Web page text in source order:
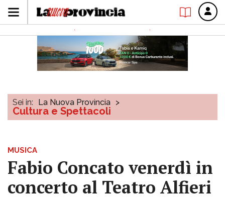
Sei in: La Nuova Provincia >
Cultura e Spettacoli
MUSICA
Fabio Concato venerdì in
concerto al Teatro Alfieri